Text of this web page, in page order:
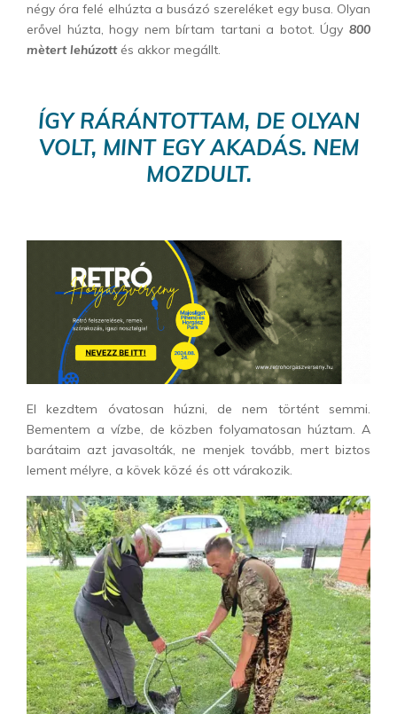
négy óra felé elhúzta a busázó szereléket egy busa. Olyan
erővel húzta, hogy nem bírtam tartani a botot. Úgy 800
mètert lehúzott és akkor megállt.
ÍGY RÁRÁNTOTTAM, DE OLYAN
VOLT, MINT EGY AKADÁS. NEM
MOZDULT.
El kezdtem óvatosan húzni, de nem történt semmi.
Bementem a vízbe, de közben folyamatosan húztam. A
barátaim azt javasolták, ne menjek tovább, mert biztos
lement mélyre, a kövek közé és ott várakozik.